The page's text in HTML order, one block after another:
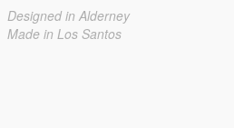
Designed in Alderney
Made in Los Santos